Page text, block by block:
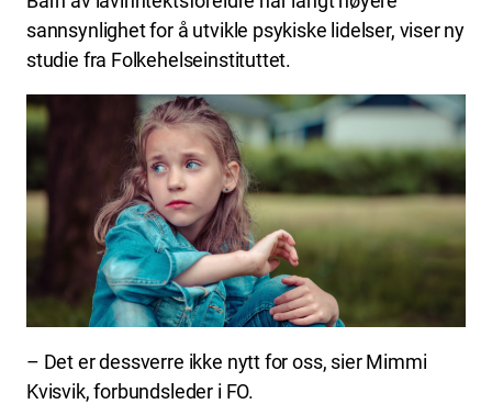
sannsynlighet for å utvikle psykiske lidelser, viser ny
studie fra Folkehelseinstituttet.
– Det er dessverre ikke nytt for oss, sier Mimmi
Kvisvik, forbundsleder i FO.